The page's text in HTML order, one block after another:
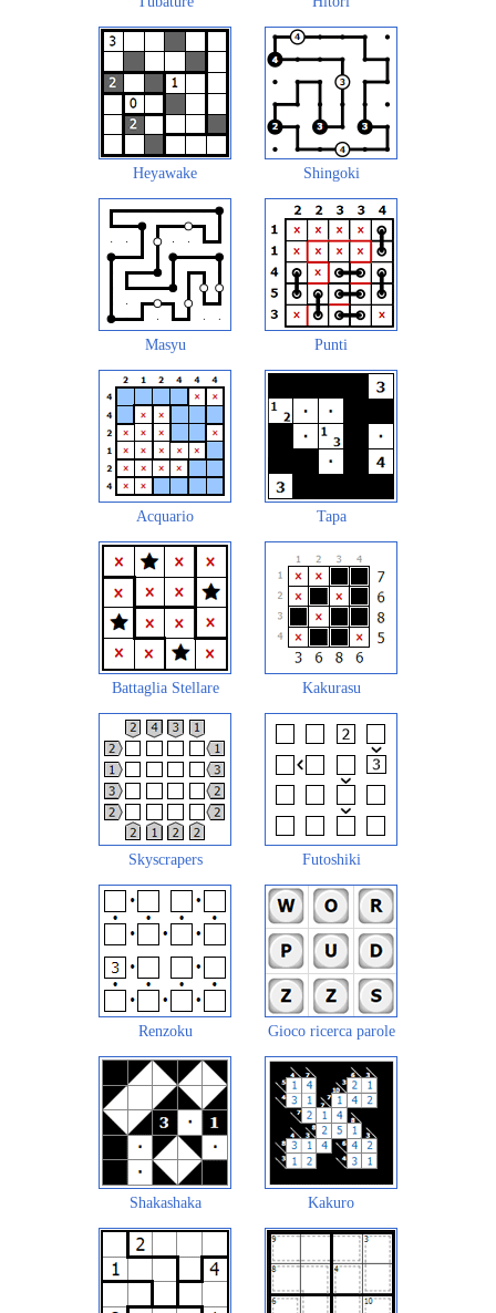
Heyawake Shingoki
Masyu Punti
Acquario Tapa
Battaglia Stellare Kakurasu
Skyscrapers Futoshiki
Renzoku Gioco ricerca parole
Shakashaka Kakuro